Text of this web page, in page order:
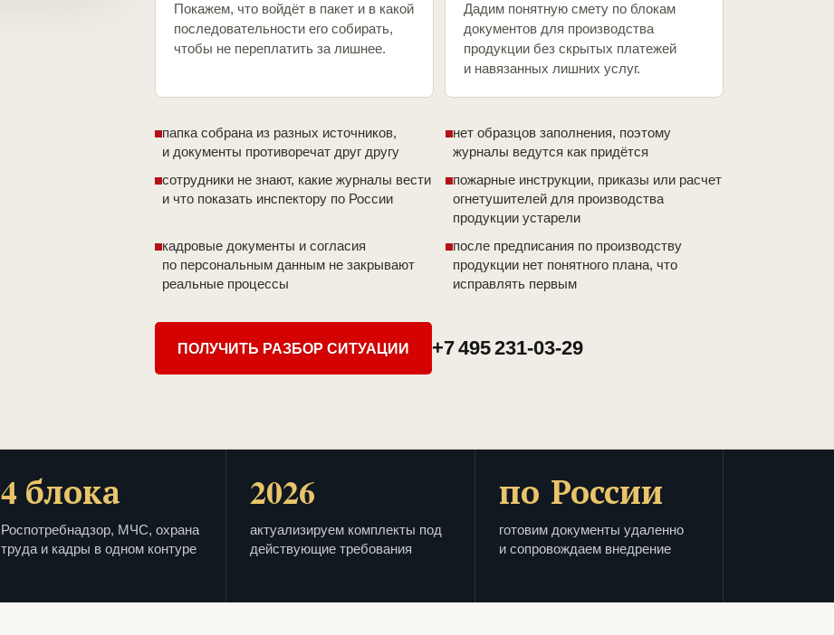
Покажем, что войдёт в пакет и в какой
последовательности его собирать,
чтобы не переплатить за лишнее.
Дадим понятную смету по блокам
документов для производства
продукции без скрытых платежей
и навязанных лишних услуг.
папка собрана из разных источников,
и документы противоречат друг другу
нет образцов заполнения, поэтому
журналы ведутся как придётся
сотрудники не знают, какие журналы вести
и что показать инспектору по России
пожарные инструкции, приказы или расчет
огнетушителей для производства
продукции устарели
кадровые документы и согласия
по персональным данным не закрывают
реальные процессы
после предписания по производству
продукции нет понятного плана, что
исправлять первым
ПОЛУЧИТЬ РАЗБОР СИТУАЦИИ +7 495 231-03-29
4 блока
Роспотребнадзор, МЧС, охрана
труда и кадры в одном контуре
2026
актуализируем комплекты под
действующие требования
по России
готовим документы удаленно
и сопровождаем внедрение